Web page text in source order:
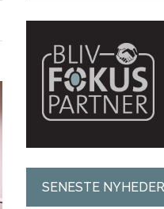
SENESTE NYHEDER